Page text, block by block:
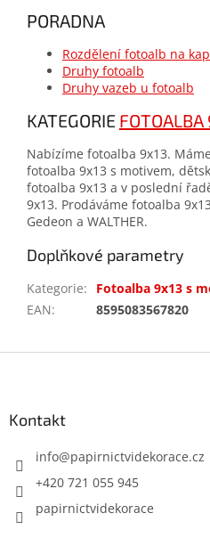
PORADNA
Rozdělení fotoalb na
Druhy fotoalb
Druhy vazeb u fotoalb
KATEGORIE FOTOALBA
Nabízíme fotoalba 9x13.
fotoalba 9x13 s motivem,
fotoalba 9x13 a v poslední
9x13. Prodáváme fotoalba
Gedeon a WALTHER.
Doplňkové parametry
Kategorie:
Fotoalba 9x13 s
EAN: 8595083567820
Kontakt
info@papirnictvidekorace.cz
+420 721 055 945
papirnictvidekorace